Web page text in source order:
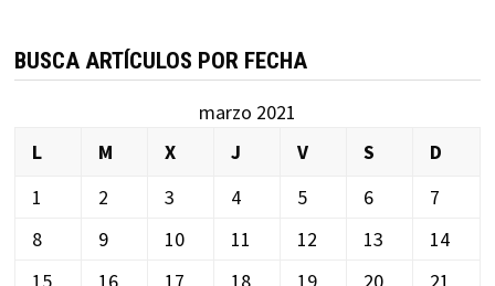
BUSCA ARTÍCULOS POR FECHA
marzo 2021
L
M X J V S
D
1
2 3 4 5 6
7
8
9 10 11 12 13
14